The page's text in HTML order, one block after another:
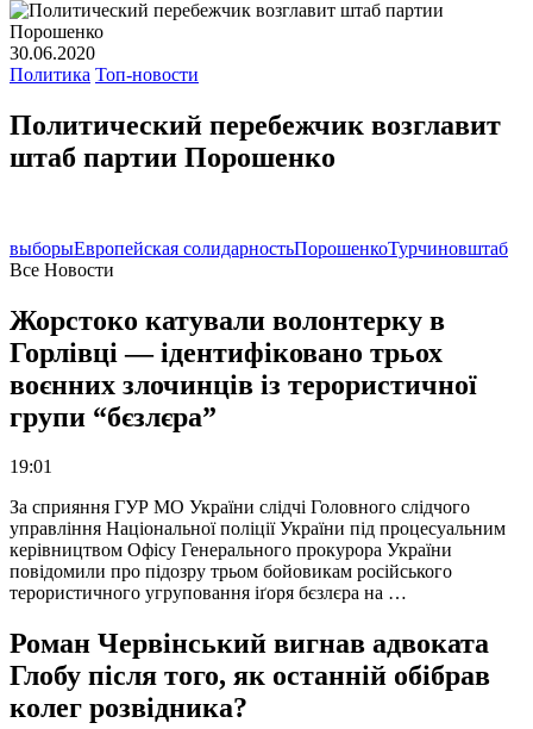
30.06.2020
Политика Топ-новости
Политический перебежчик возглавит
штаб партии Порошенко
выборыЕвропейская солидарностьПорошенкоТурчиновштаб
Все Новости
Жорстоко катували волонтерку в
Горлівці — ідентифіковано трьох
воєнних злочинців із терористичної
групи “бєзлєра”
19:01
За сприяння ГУР МО України слідчі Головного слідчого
управління Національної поліції України під процесуальним
керівництвом Офісу Генерального прокурора України
повідомили про підозру трьом бойовикам російського
терористичного угруповання іґоря бєзлєра на …
Роман Червінський вигнав адвоката
Глобу після того, як останній обібрав
колег розвідника?